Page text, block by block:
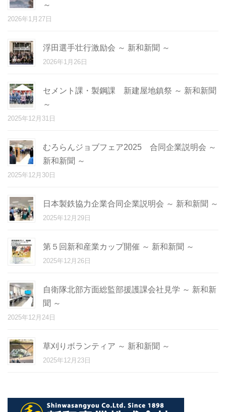
～
2026年1月27日
浮田選手壮行激励会 ～ 新和新聞 ～
2026年1月26日
セメント課・製鋼課 新建屋地鎮祭 ～ 新和新聞
～
2025年12月31日
むろらんジョブフェア2025 合同企業説明会 ～
新和新聞 ～
2025年12月30日
日本製鉄協力企業合同企業説明会 ～ 新和新聞 ～
2025年12月29日
第５回新和産業カップ開催 ～ 新和新聞 ～
2025年12月26日
自衛隊北部方面総監部援護課会社見学 ～ 新和新
聞 ～
2025年12月24日
草刈りボランティア ～ 新和新聞 ～
2025年12月23日